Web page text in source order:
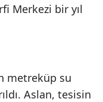
Merkezi bir yıl
metreküp su
Aslan, tesisin